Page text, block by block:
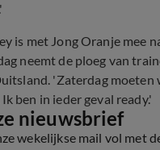
is met Jong Oranje mee
neemt de ploeg van
'Zaterdag moeten
ben in ieder geval ready.'
nieuwsbrief
wekelijkse mail vol met